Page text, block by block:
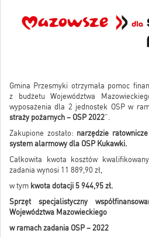
Gmina Przesmyki otrzymała pomoc
z budżetu Województwa
wyposażenia dla 2 jednostek OSP w
straży pożarnych – OSP 2022”.
Zakupione zostało: narzędzie
system alarmowy dla OSP Kukawki.
Całkowita kwota kosztów
zadania wynosi 11 889,90 zł,
w tym kwota dotacji 5 944,95 zł.
Sprzęt specjalistyczny
Województwa Mazowieckiego
w ramach zadania OSP – 2022